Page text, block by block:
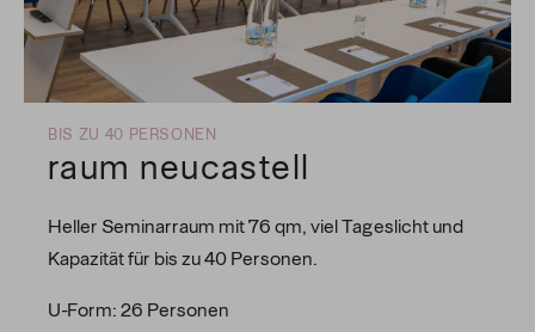
BIS ZU 40 PERSONEN
raum neucastell
Heller Seminarraum mit 76 qm, viel Tageslicht und
Kapazität für bis zu 40 Personen.
U-Form: 26 Personen